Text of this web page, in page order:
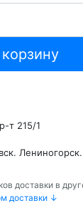
т 215/1
доставки в
доставки ↓